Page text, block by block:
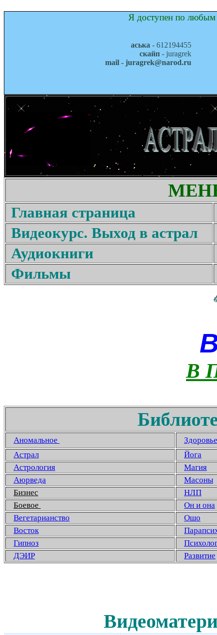
Я доступен по любым
аська - 612194455
скайп - juragrek
mail - juragrek@narod.ru
Главная страница
Видеокурс. Выход в астрал
Аудиокниги
Фильмы
В
Аномальное
Здоровье
Астрал
Йога
Астрология
Магия
Аюрведа
Масоны
Бизнес
НЛП
Боевое
Он и она
Вегетарианство
Ошо
Восток
Гипноз
ДЭИР
Развитие